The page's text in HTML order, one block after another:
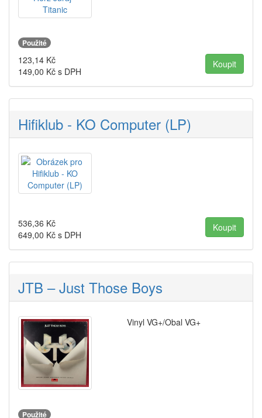
Použité
123,14 Kč
149,00 Kč s DPH
Hifiklub - KO Computer (LP)
536,36 Kč
649,00 Kč s DPH
JTB – Just Those Boys
Vinyl VG+/Obal VG+
Použité